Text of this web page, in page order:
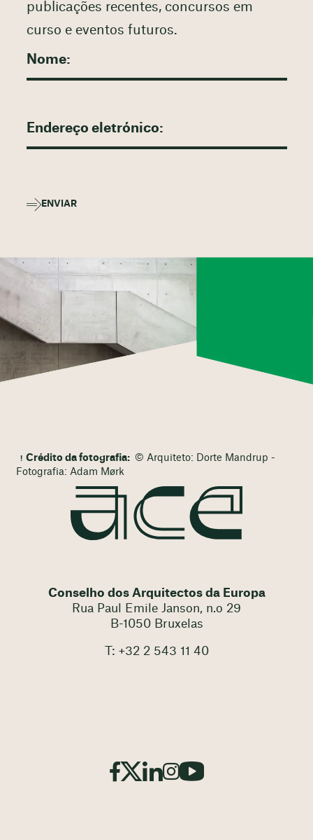
publicações recentes, concursos em
curso e eventos futuros.
ENVIAR
Crédito da fotografia: © Arquiteto: Dorte Mandrup -
Fotografia: Adam Mørk
Conselho dos Arquitectos da Europa
Rua Paul Emile Janson, n.o 29
B-1050 Bruxelas
T: +32 2 543 11 40